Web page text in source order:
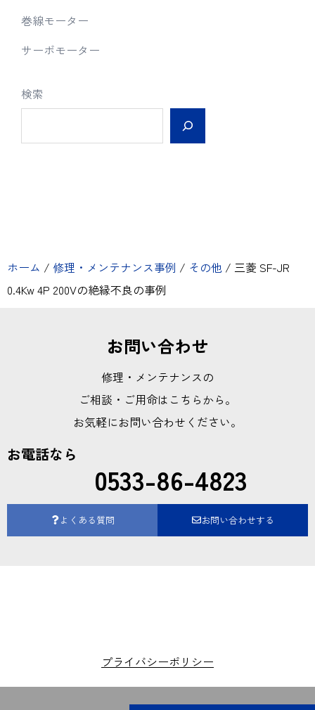
巻線モーター
サーボモーター
検索
ホーム / 修理・メンテナンス事例 / その他 / 三菱 SF-JR
0.4Kw 4P 200Vの絶縁不良の事例
お問い合わせ
修理・メンテナンスの
ご相談・ご用命はこちらから。
お気軽にお問い合わせください。
お電話なら
0533-86-4823
よくある質問 お問い合わせする
プライバシーポリシー